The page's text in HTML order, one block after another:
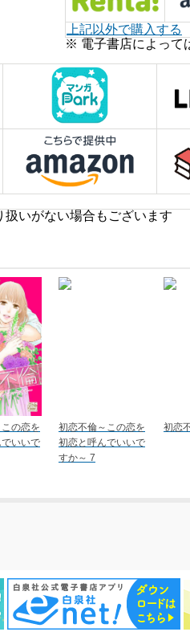
上記以外で購入する
※ 電子書店によって
いがない場合もございます
の恋を
いいで
初恋不倫～この恋を
初恋と呼んでいいで
すか～ 7
初恋